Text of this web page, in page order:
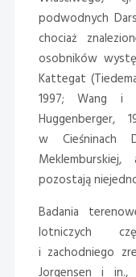
podwodnych
chociaż
osobników
Kattegat
1997; Wang i
Huggenberger,
w Cieśninach
pozostają
Badania
lotniczych
i zachodniego
Jorgensen i